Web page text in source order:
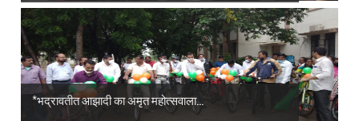
*भद्रावतीत आझादी का अमृत महोत्सवाला...